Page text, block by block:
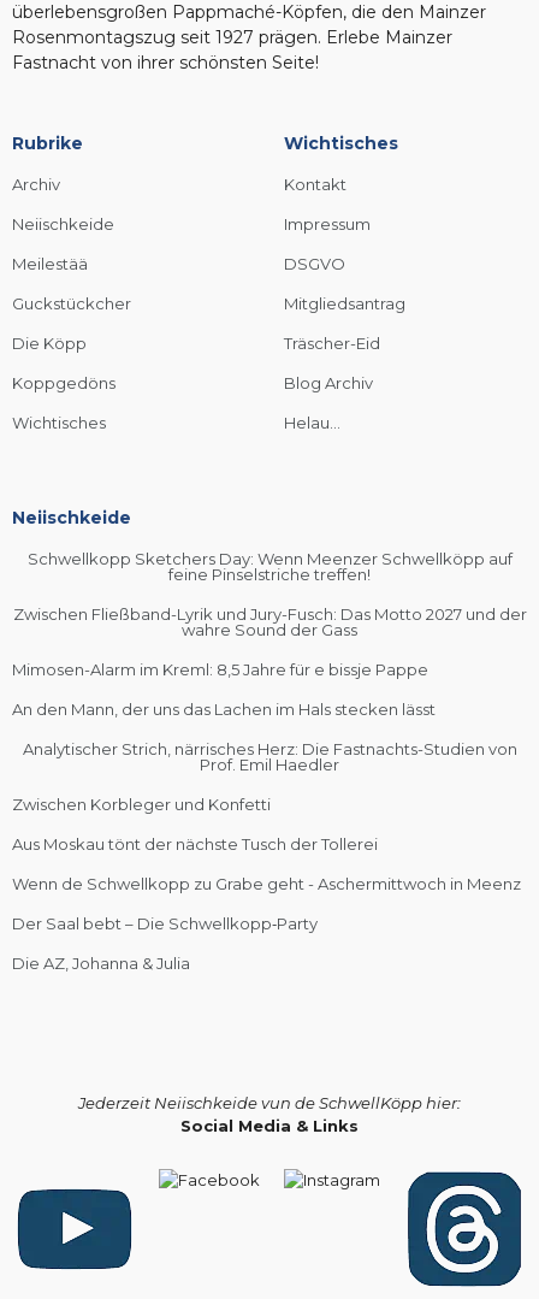
überlebensgroßen Pappmaché-Köpfen, die den Mainzer
Rosenmontagszug seit 1927 prägen. Erlebe Mainzer
Fastnacht von ihrer schönsten Seite!
Rubrike
Archiv
Neiischkeide
Meilestää
Guckstückcher
Die Köpp
Koppgedöns
Wichtisches
Wichtisches
Kontakt
Impressum
DSGVO
Mitgliedsantrag
Träscher-Eid
Blog Archiv
Helau...
Neiischkeide
Schwellkopp Sketchers Day: Wenn Meenzer Schwellköpp auf
feine Pinselstriche treffen!
Zwischen Fließband-Lyrik und Jury-Fusch: Das Motto 2027 und der
wahre Sound der Gass
Mimosen-Alarm im Kreml: 8,5 Jahre für e bissje Pappe
An den Mann, der uns das Lachen im Hals stecken lässt
Analytischer Strich, närrisches Herz: Die Fastnachts-Studien von
Prof. Emil Haedler
Zwischen Korbleger und Konfetti
Aus Moskau tönt der nächste Tusch der Tollerei
Wenn de Schwellkopp zu Grabe geht - Aschermittwoch in Meenz
Der Saal bebt – Die Schwellkopp‑Party
Die AZ, Johanna & Julia
Jederzeit Neiischkeide vun de SchwellKöpp hier:
Social Media & Links